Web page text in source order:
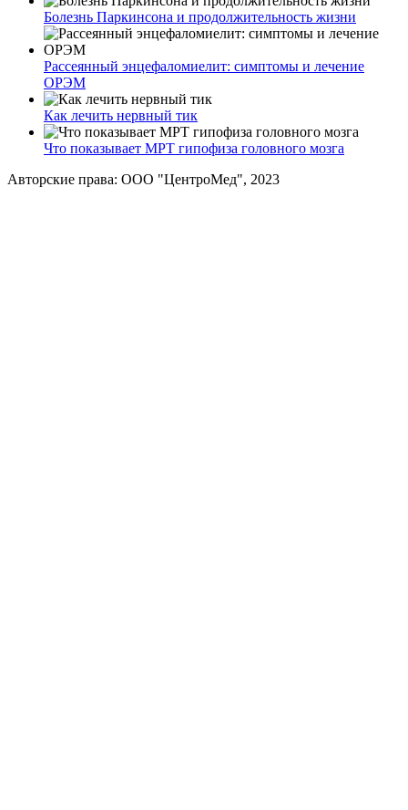
Болезнь Паркинсона и продолжительность жизни
Рассеянный энцефаломиелит: симптомы и лечение
ОРЭМ
Как лечить нервный тик
Что показывает МРТ гипофиза головного мозга
Авторские права: ООО "ЦентроМед", 2023